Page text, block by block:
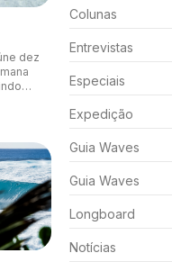
dez
Colunas
Entrevistas
Especiais
Expedição
Guia Waves
Guia Waves
Longboard
Notícias